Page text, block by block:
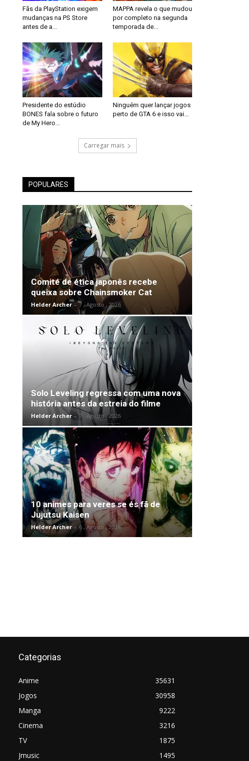
Fãs da PlayStation exigem
mudanças na PS Store
antes de a...
MAPPA revela o que mudou
por completo na segunda
temporada de...
Presidente do estúdio
BONES fala sobre o futuro
de My Hero...
Ninguém quer lançar jogos
perto de GTA 6 e isso vai...
Carregar mais
POPULARES
Comité de ética japonês recebe
queixa sobre Chainsmoker Cat
Helder Archer - 7 , Agosto , 2026
Solo Leveling regressa com uma nova
história antes da estreia do filme
Helder Archer - 7 , Agosto , 2026
10 animes para veres se és fã de
Jujutsu Kaisen
Helder Archer - 6 , Agosto , 2026
Categorias
Anime
35631
Jogos
30958
Manga
9222
Cinema
3216
TV
1875
Jmusic
1495